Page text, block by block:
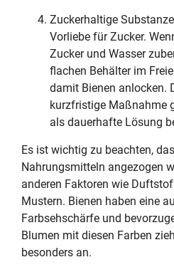
Zuckerhaltige
Vorliebe für Zucker.
Zucker und Wasser
flachen Behälter im
damit Bienen anlocken.
kurzfristige Maßnahme
als dauerhafte Lösung
Es ist wichtig zu beachten,
Nahrungsmitteln angezogen
anderen Faktoren wie
Mustern. Bienen haben eine
Farbsehschärfe und
Blumen mit diesen Farben
besonders an.